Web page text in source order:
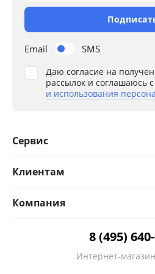
Email SMS
Даю согласие на
рассылок и соглашаюсь с
и использования
Сервис
Клиентам
Компания
8 (495)
Интернет-магазин